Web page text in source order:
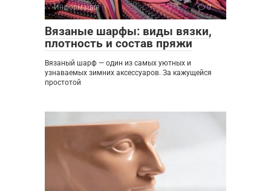
Информация 0
Вязаные шарфы: виды вязки,
плотность и состав пряжи
Вязаный шарф — один из самых уютных и
узнаваемых зимних аксессуаров. За кажущейся
простотой